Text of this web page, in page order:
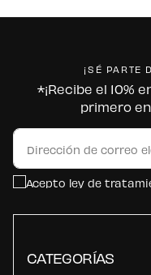
¡SÉ PARTE
*¡Recibe el 10%
primero
CORREO
ELECTRÓNICO
Acepto ley de
CATEGORÍAS